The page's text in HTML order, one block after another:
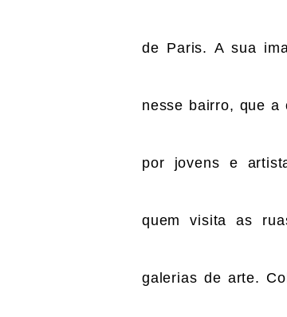
de Paris. A sua
nesse bairro, que a
por jovens e
quem visita as
galerias de arte.